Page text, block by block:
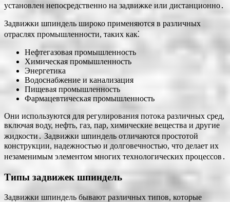
установлен непосредственно на задвижке или дистанционно․
Задвижки шпиндель широко применяются в различных
отраслях промышленности, таких как⁚
Нефтегазовая промышленность
Химическая промышленность
Энергетика
Водоснабжение и канализация
Пищевая промышленность
Фармацевтическая промышленность
Они используются для регулирования потока различных сред,
включая воду, нефть, газ, пар, химические вещества и другие
жидкости․ Задвижки шпиндель отличаются простотой
конструкции, надежностью и долговечностью, что делает их
незаменимым элементом многих технологических процессов․
Типы задвижек шпиндель
Задвижки шпиндель бывают различных типов, которые